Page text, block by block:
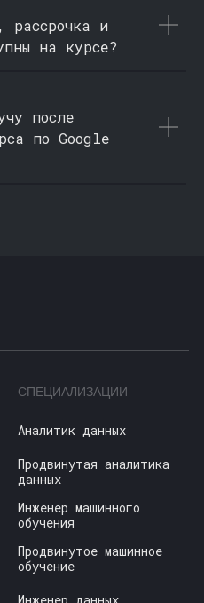
рассрочка и
на курсе?
после
по Google